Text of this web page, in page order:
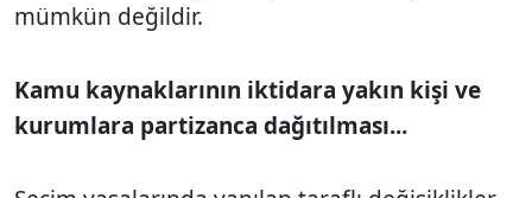
mümkün değildir.
Kamu kaynaklarının iktidara yakın kişi ve
kurumlara partizanca dağıtılması...